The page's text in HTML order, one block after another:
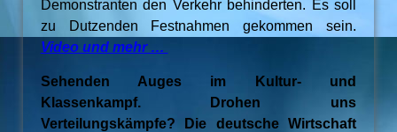
Demonstranten den Verkehr behinderten. Es soll
zu Dutzenden Festnahmen gekommen sein.
Video und mehr …
Sehenden Auges im Kultur- und
Klassenkampf. Drohen uns
Verteilungskämpfe? Die deutsche Wirtschaft